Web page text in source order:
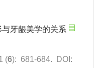
): 681-684. DOI: